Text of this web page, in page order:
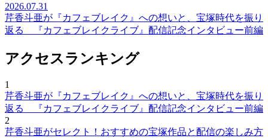
2026.07.31
芹香斗亜が『カフェブレイク』への想いと、宝塚時代を振り
返る 『カフェブレイクライブ』配信記念インタビュー前編
アクセスランキング
1
芹香斗亜が『カフェブレイク』への想いと、宝塚時代を振り
返る 『カフェブレイクライブ』配信記念インタビュー前編
2
芹香斗亜がセレクト！おすすめの宝塚作品と配信の楽しみ方